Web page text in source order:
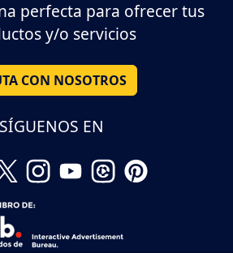
perfecta para ofrecer tus
y/o servicios
CON NOSOTROS
SÍGUENOS EN